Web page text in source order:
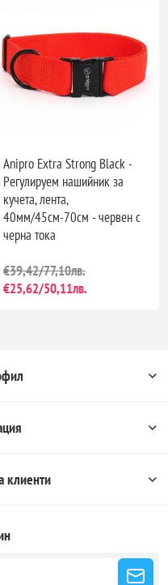
Anipro Extra Strong Black -
Регулируем нашийник за
кучета, лента,
40мм/45см-70см - червен с
черна тока
€39,42/77,10лв.
€25,62/50,11лв.
клиенти